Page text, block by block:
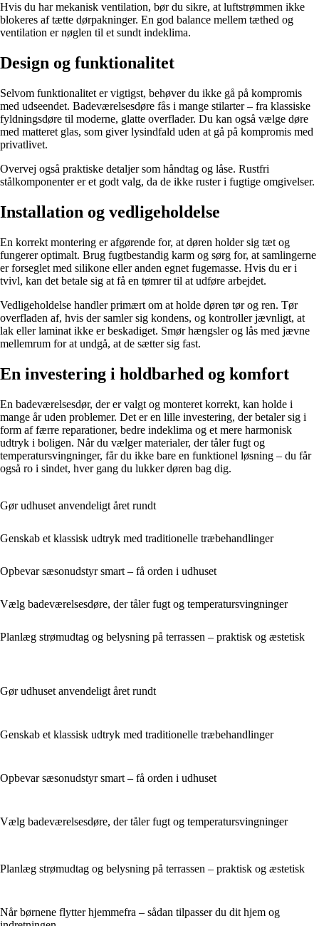
Hvis du har mekanisk ventilation, bør du sikre, at luftstrømmen ikke
blokeres af tætte dørpakninger. En god balance mellem tæthed og
ventilation er nøglen til et sundt indeklima.
Design og funktionalitet
Selvom funktionalitet er vigtigst, behøver du ikke gå på kompromis
med udseendet. Badeværelsesdøre fås i mange stilarter – fra klassiske
fyldningsdøre til moderne, glatte overflader. Du kan også vælge døre
med matteret glas, som giver lysindfald uden at gå på kompromis med
privatlivet.
Overvej også praktiske detaljer som håndtag og låse. Rustfri
stålkomponenter er et godt valg, da de ikke ruster i fugtige omgivelser.
Installation og vedligeholdelse
En korrekt montering er afgørende for, at døren holder sig tæt og
fungerer optimalt. Brug fugtbestandig karm og sørg for, at samlingerne
er forseglet med silikone eller anden egnet fugemasse. Hvis du er i
tvivl, kan det betale sig at få en tømrer til at udføre arbejdet.
Vedligeholdelse handler primært om at holde døren tør og ren. Tør
overfladen af, hvis der samler sig kondens, og kontroller jævnligt, at
lak eller laminat ikke er beskadiget. Smør hængsler og lås med jævne
mellemrum for at undgå, at de sætter sig fast.
En investering i holdbarhed og komfort
En badeværelsesdør, der er valgt og monteret korrekt, kan holde i
mange år uden problemer. Det er en lille investering, der betaler sig i
form af færre reparationer, bedre indeklima og et mere harmonisk
udtryk i boligen. Når du vælger materialer, der tåler fugt og
temperatursvingninger, får du ikke bare en funktionel løsning – du får
også ro i sindet, hver gang du lukker døren bag dig.
Gør udhuset anvendeligt året rundt
Genskab et klassisk udtryk med traditionelle træbehandlinger
Opbevar sæsonudstyr smart – få orden i udhuset
Vælg badeværelsesdøre, der tåler fugt og temperatursvingninger
Planlæg strømudtag og belysning på terrassen – praktisk og æstetisk
Gør udhuset anvendeligt året rundt
Genskab et klassisk udtryk med traditionelle træbehandlinger
Opbevar sæsonudstyr smart – få orden i udhuset
Vælg badeværelsesdøre, der tåler fugt og temperatursvingninger
Planlæg strømudtag og belysning på terrassen – praktisk og æstetisk
Når børnene flytter hjemmefra – sådan tilpasser du dit hjem og